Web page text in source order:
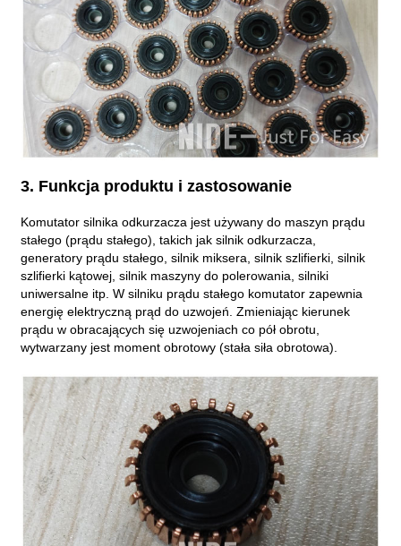
3. Funkcja produktu i zastosowanie
Komutator silnika odkurzacza jest używany do maszyn prądu
stałego (prądu stałego), takich jak silnik odkurzacza,
generatory prądu stałego, silnik miksera, silnik szlifierki, silnik
szlifierki kątowej, silnik maszyny do polerowania, silniki
uniwersalne itp. W silniku prądu stałego komutator zapewnia
energię elektryczną prąd do uzwojeń. Zmieniając kierunek
prądu w obracających się uzwojeniach co pół obrotu,
wytwarzany jest moment obrotowy (stała siła obrotowa).